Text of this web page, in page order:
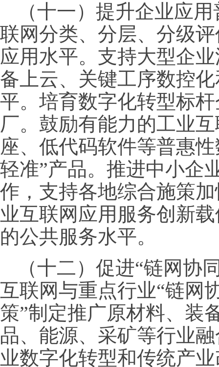
（十一）提升企业应
联网分类、分层、分级
应用水平。支持大型企
备上云、关键工序数控
平。培育数字化转型标
厂。鼓励有能力的工业
座、低代码软件等普惠
轻准”产品。推进中小企
作，支持各地综合施策
业互联网应用服务创新
的公共服务水平。
（十二）促进“链网协
互联网与重点行业“链网
策”制定推广原材料、装
品、能源、采矿等行业
业数字化转型和传统产